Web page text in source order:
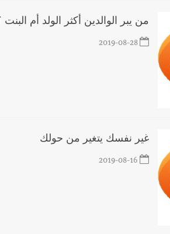
محمد زيدان: استعراض شامل لمشاريع وتأكيدٌ
لكرة القدم
هيكل استقبل النائب أكرم شهيب الذي شدد
يستهدف فرق المؤسسة أثناء
الحريري التعازي بوفاة الراحل ميشال معلولي
بجروح طفيفة نتيجة استهداف إسرائيلي
من يبر الوالدين أكثر الولد أم البنت
2019-08-28
غير نفسك يتغير من حولك
2019-08-16